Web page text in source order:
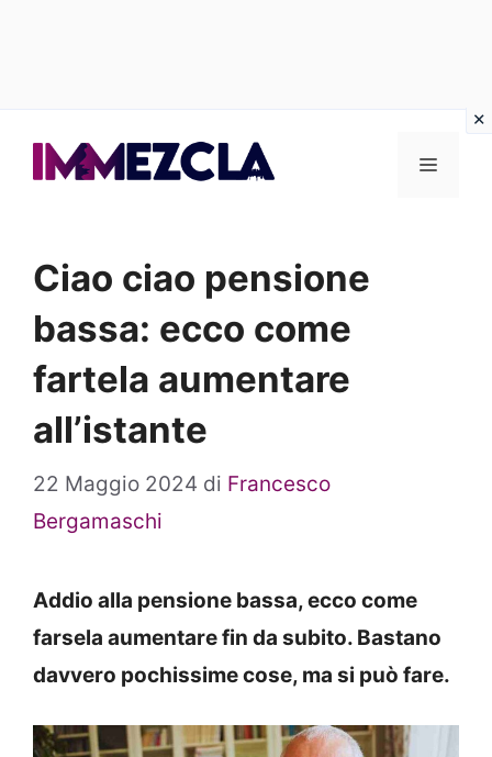
Menu
Ciao ciao pensione
bassa: ecco come
fartela aumentare
all’istante
22 Maggio 2024 di Francesco
Bergamaschi
Addio alla pensione bassa, ecco come
farsela aumentare fin da subito. Bastano
davvero pochissime cose, ma si può fare.